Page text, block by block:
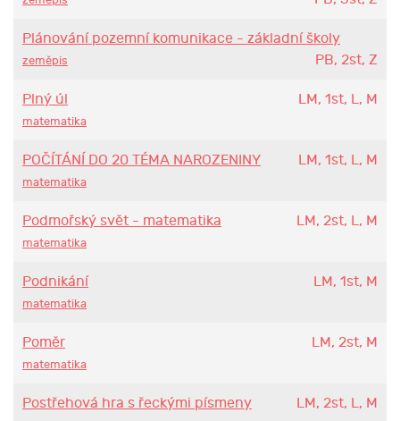
Plánování pozemní komunikace - základní školy
PB, 2st, Z
zeměpis
Plný úl LM, 1st, L, M
matematika
POČÍTÁNÍ DO 20 TÉMA NAROZENINY LM, 1st, L, M
matematika
Podmořský svět - matematika LM, 2st, L, M
matematika
Podnikání LM, 1st, M
matematika
Poměr LM, 2st, M
matematika
Postřehová hra s řeckými písmeny LM, 2st, L, M